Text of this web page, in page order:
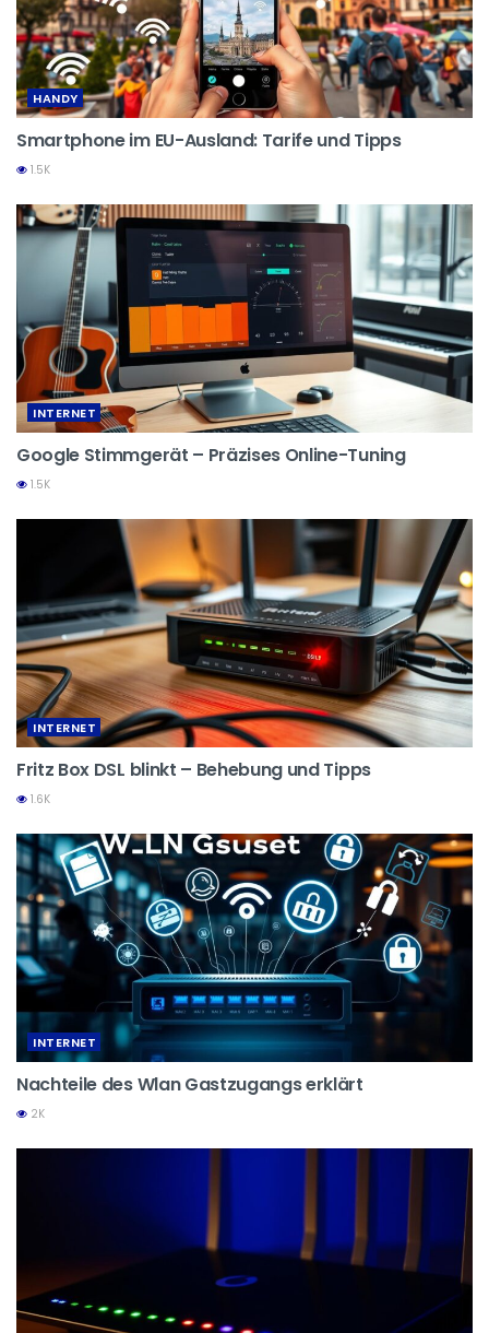
HANDY
Smartphone im EU-Ausland: Tarife und Tipps
1.5K
INTERNET
Google Stimmgerät – Präzises Online-Tuning
1.5K
INTERNET
Fritz Box DSL blinkt – Behebung und Tipps
1.6K
INTERNET
Nachteile des Wlan Gastzugangs erklärt
2K